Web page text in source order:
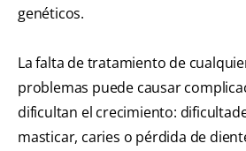
genéticos.
La falta de tratamiento de
problemas puede causar
dificultan el crecimiento:
masticar, caries o pérdida de